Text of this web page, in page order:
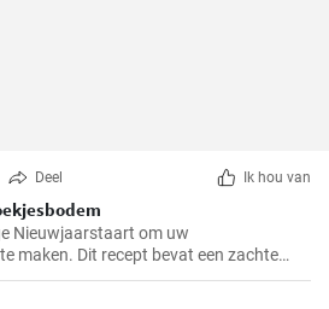
Deel Ik hou van
Nieuwjaarstaart om uw
maken. Dit recept bevat een zachte
een luchtige room- en fruitvulling. Een
oudejaarsmenu!